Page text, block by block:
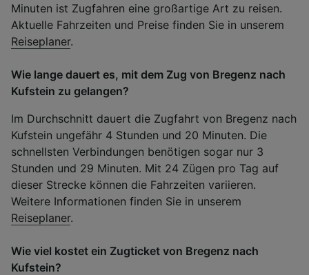
Minuten ist Zugfahren eine großartige Art zu reisen.
Aktuelle Fahrzeiten und Preise finden Sie in unserem
Reiseplaner.
Wie lange dauert es, mit dem Zug von Bregenz nach
Kufstein zu gelangen?
Im Durchschnitt dauert die Zugfahrt von Bregenz nach
Kufstein ungefähr 4 Stunden und 20 Minuten. Die
schnellsten Verbindungen benötigen sogar nur 3
Stunden und 29 Minuten. Mit 24 Zügen pro Tag auf
dieser Strecke können die Fahrzeiten variieren.
Weitere Informationen finden Sie in unserem
Reiseplaner.
Wie viel kostet ein Zugticket von Bregenz nach
Kufstein?